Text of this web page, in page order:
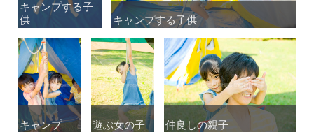
キャンプする子
供
キャンプする子
供
キャンプする子供
キャンプする子供
キャンプ
キャンプ 遊ぶ女の子
遊ぶ女の子 仲良しの親子
仲良しの親子